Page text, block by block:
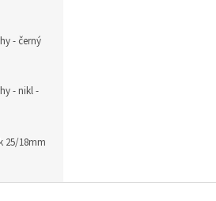
- černý
- nikl -
25/18mm